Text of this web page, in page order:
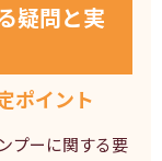
疑問と実
ポイント
プーに関する要